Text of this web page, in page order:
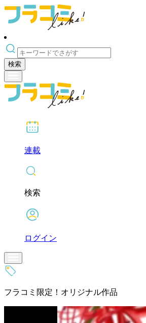
検索
連載
検索
ログイン
フラコミ限定！オリジナル作品